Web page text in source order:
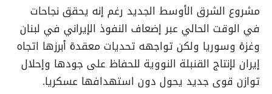
مشروع الشرق الأوسط الجديد رغم إنه يحقق نجاحات
في الوقت الحالي عبر إضعاف النفوذ الإيراني في لبنان
وغزة وسوريا ولكن تواجهه تحديات معقدة أبرزها اتجاه
إيران لإنتاج القنبلة النووية للحفاظ على جودها وإحلال
توازن قوى جديد يحول دون استهدافها عسكريا.